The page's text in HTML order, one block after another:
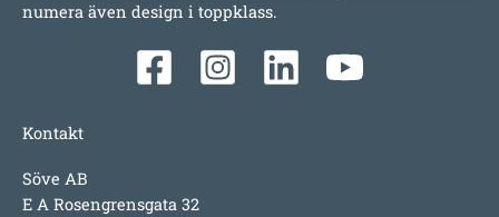
numera även design i toppklass.
Kontakt
Söve AB
E A Rosengrensgata 32